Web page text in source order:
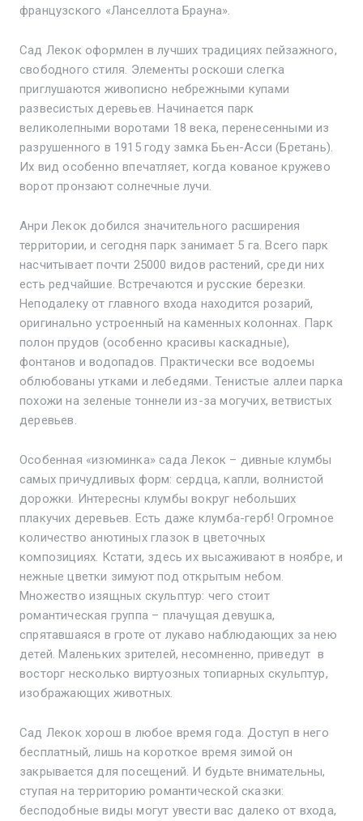
французского «Ланселлота Брауна».
Сад Лекок оформлен в лучших традициях пейзажного,
свободного стиля. Элементы роскоши слегка
приглушаются живописно небрежными купами
развесистых деревьев. Начинается парк
великолепными воротами 18 века, перенесенными из
разрушенного в 1915 году замка Бьен-Асси (Бретань).
Их вид особенно впечатляет, когда кованое кружево
ворот пронзают солнечные лучи.
Анри Лекок добился значительного расширения
территории, и сегодня парк занимает 5 га. Всего парк
насчитывает почти 25000 видов растений, среди них
есть редчайшие. Встречаются и русские березки.
Неподалеку от главного входа находится розарий,
оригинально устроенный на каменных колоннах. Парк
полон прудов (особенно красивы каскадные),
фонтанов и водопадов. Практически все водоемы
облюбованы утками и лебедями. Тенистые аллеи парка
похожи на зеленые тоннели из-за могучих, ветвистых
деревьев.
Особенная «изюминка» сада Лекок – дивные клумбы
самых причудливых форм: сердца, капли, волнистой
дорожки. Интересны клумбы вокруг небольших
плакучих деревьев. Есть даже клумба-герб! Огромное
количество анютиных глазок в цветочных
композициях. Кстати, здесь их высаживают в ноябре, и
нежные цветки зимуют под открытым небом.
Множество изящных скульптур: чего стоит
романтическая группа – плачущая девушка,
спрятавшаяся в гроте от лукаво наблюдающих за нею
детей. Маленьких зрителей, несомненно, приведут в
восторг несколько виртуозных топиарных скульптур,
изображающих животных.
Сад Лекок хорош в любое время года. Доступ в него
бесплатный, лишь на короткое время зимой он
закрывается для посещений. И будьте внимательны,
ступая на территорию романтической сказки:
бесподобные виды могут увести вас далеко от входа,